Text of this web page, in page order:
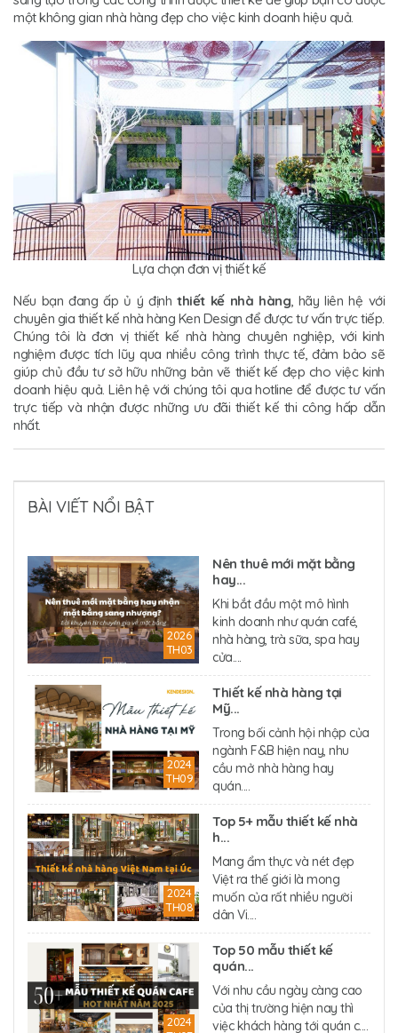
một không gian nhà hàng đẹp cho việc kinh doanh hiệu quả.
Lựa chọn đơn vị thiết kế
Nếu bạn đang ấp ủ ý địnhthiết kế nhà hàng, hãy liên hệ với
chuyên gia thiết kế nhà hàng Ken Design để được tư vấn trực tiếp.
Chúng tôi là đơn vị thiết kế nhà hàng chuyên nghiệp, với kinh
nghiệm được tích lũy qua nhiều công trình thực tế, đảm bảo sẽ
giúp chủ đầu tư sở hữu những bản vẽ thiết kế đẹp cho việc kinh
doanh hiệu quả. Liên hệ với chúng tôi qua hotline để được tư vấn
trực tiếp và nhận được những ưu đãi thiết kế thi công hấp dẫn
nhất.
BÀI VIẾT NỔI BẬT
2026
TH03
Nên thuê mới mặt bằng
hay...
Khi bắt đầu một mô hình
kinh doanh như quán café,
nhà hàng, trà sữa, spa hay
cửa....
2024
TH09
Thiết kế nhà hàng tại
Mỹ...
Trong bối cảnh hội nhập của
ngành F&B hiện nay, nhu
cầu mở nhà hàng hay
quán....
2024
TH08
Top 5+ mẫu thiết kế nhà
h...
Mang ẩm thực và nét đẹp
Việt ra thế giới là mong
muốn của rất nhiều người
dân Vi....
2024
Top 50 mẫu thiết kế
quán...
Với nhu cầu ngày càng cao
của thị trường hiện nay thì
việc khách hàng tới quán c....